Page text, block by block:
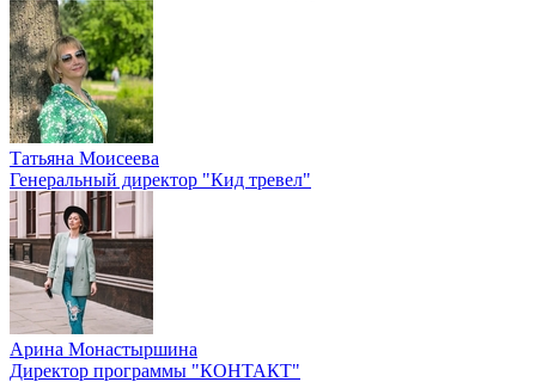
Татьяна Моисеева
Генеральный директор "Кид тревел"
Арина Монастыршина
Директор программы "КОНТАКТ"